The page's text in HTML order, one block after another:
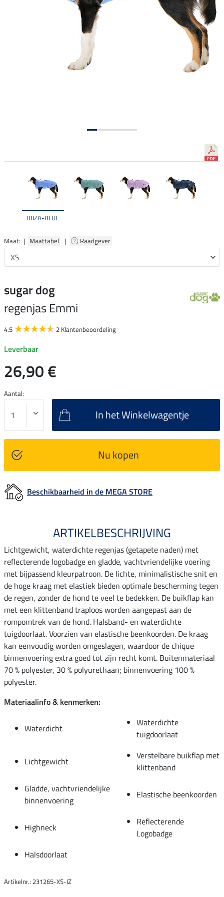
IBIZA-BLUE
Maat: | Maattabel | Raadgever
sugar dog
regenjas Emmi
4.5 2 Klantenbeoordeling
Leverbaar
26,90 €
Aantal:
In het Winkelwagentje
Nu kopen
Beschikbaarheid in de MEGA STORE
ARTIKELBESCHRIJVING
Lichtgewicht, waterdichte regenjas (getapete naden) met
reflecterende logobadge en gladde, vachtvriendelijke voering
met bijpassend kleurpatroon. De lichte, minimalistische snit en
de hoge kraag met elastiek bieden optimale bescherming tegen
de regen, zonder de hond te veel te bedekken. De buikflap kan
met een klittenband traploos worden aangepast aan de
rompomtrek van de hond. Halsband- en waterdichte
tuigdoorlaat. Voorzien van elastische beenkoorden. De kraag
kan eenvoudig worden omgeslagen, waardoor de chique
binnenvoering extra goed tot zijn recht komt. Buitenmateriaal
70 % polyester, 30 % polyurethaan; binnenvoering 100 %
polyester.
Materiaalinfo & kenmerken:
Waterdicht
Waterdichte
tuigdoorlaat
Lichtgewicht
Verstelbare buikflap met
klittenband
Gladde, vachtvriendelijke
binnenvoering
Elastische beenkoorden
Highneck
Reflecterende
Logobadge
Halsdoorlaat
Artikelnr.: 231265-XS-IZ